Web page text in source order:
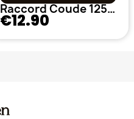
Raccord Coude 125mm Métal
€12.90